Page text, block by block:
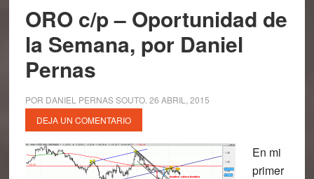
ORO c/p – Oportunidad de
la Semana, por Daniel
Pernas
POR DANIEL PERNAS SOUTO. 26 ABRIL, 2015
DEJA UN COMENTARIO
En mi
primer